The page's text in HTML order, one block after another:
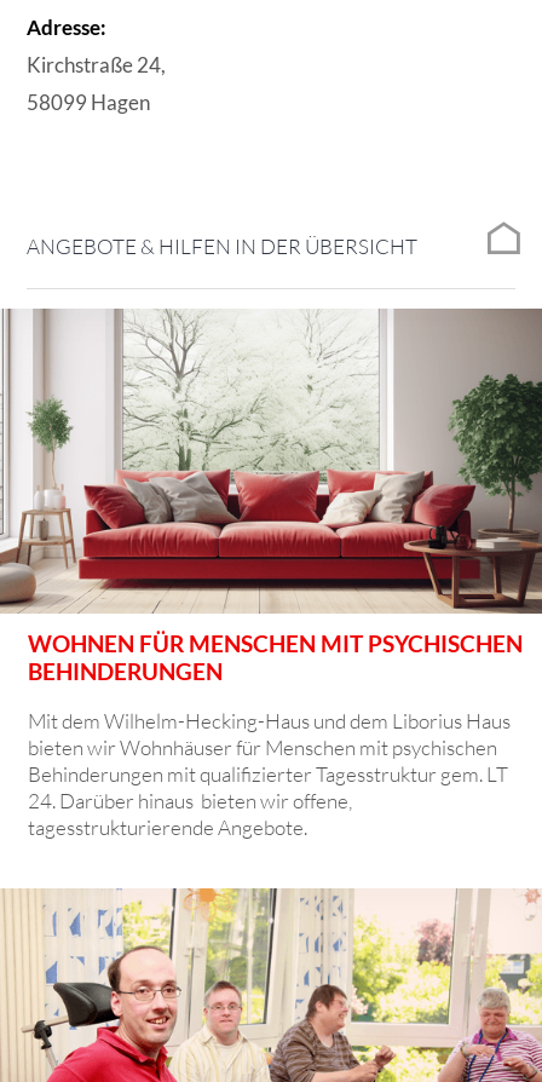
Adresse:
Kirchstraße 24,
58099 Hagen
ANGEBOTE & HILFEN IN DER ÜBERSICHT
WOHNEN FÜR MENSCHEN MIT PSYCHISCHEN
BEHINDERUNGEN
Mit dem Wilhelm-Hecking-Haus und dem Liborius Haus
bieten wir Wohnhäuser für Menschen mit psychischen
Behinderungen mit qualifizierter Tagesstruktur gem. LT
24. Darüber hinaus bieten wir offene,
tagesstrukturierende Angebote.